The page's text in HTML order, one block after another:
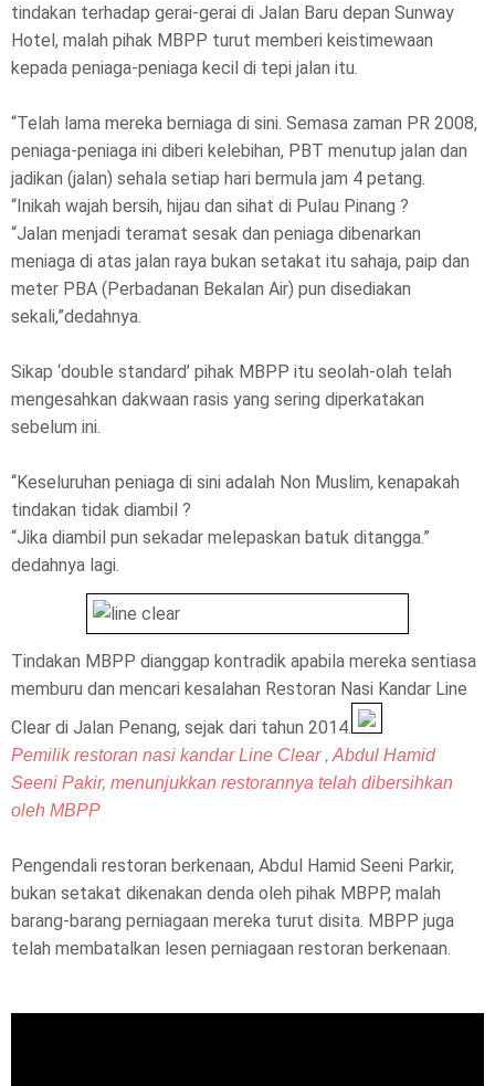
tindakan terhadap gerai-gerai di Jalan Baru depan Sunway
Hotel, malah pihak MBPP turut memberi keistimewaan
kepada peniaga-peniaga kecil di tepi jalan itu.
“Telah lama mereka berniaga di sini. Semasa zaman PR 2008,
peniaga-peniaga ini diberi kelebihan, PBT menutup jalan dan
jadikan (jalan) sehala setiap hari bermula jam 4 petang.
“Inikah wajah bersih, hijau dan sihat di Pulau Pinang ?
“Jalan menjadi teramat sesak dan peniaga dibenarkan
meniaga di atas jalan raya bukan setakat itu sahaja, paip dan
meter PBA (Perbadanan Bekalan Air) pun disediakan
sekali,”dedahnya.
Sikap ‘double standard’ pihak MBPP itu seolah-olah telah
mengesahkan dakwaan rasis yang sering diperkatakan
sebelum ini.
“Keseluruhan peniaga di sini adalah Non Muslim, kenapakah
tindakan tidak diambil ?
“Jika diambil pun sekadar melepaskan batuk ditangga.”
dedahnya lagi.
Tindakan MBPP dianggap kontradik apabila mereka sentiasa
memburu dan mencari kesalahan Restoran Nasi Kandar Line
Clear di Jalan Penang, sejak dari tahun 2014.
Pemilik restoran nasi kandar Line Clear , Abdul Hamid
Seeni Pakir, menunjukkan restorannya telah dibersihkan
oleh MBPP
Pengendali restoran berkenaan, Abdul Hamid Seeni Parkir,
bukan setakat dikenakan denda oleh pihak MBPP, malah
barang-barang perniagaan mereka turut disita. MBPP juga
telah membatalkan lesen perniagaan restoran berkenaan.